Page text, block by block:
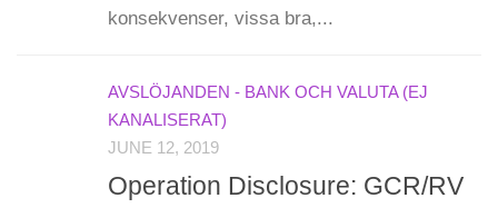
konsekvenser, vissa bra,...
AVSLÖJANDEN - BANK OCH VALUTA (EJ
KANALISERAT)
JUNE 12, 2019
Operation Disclosure: GCR/RV